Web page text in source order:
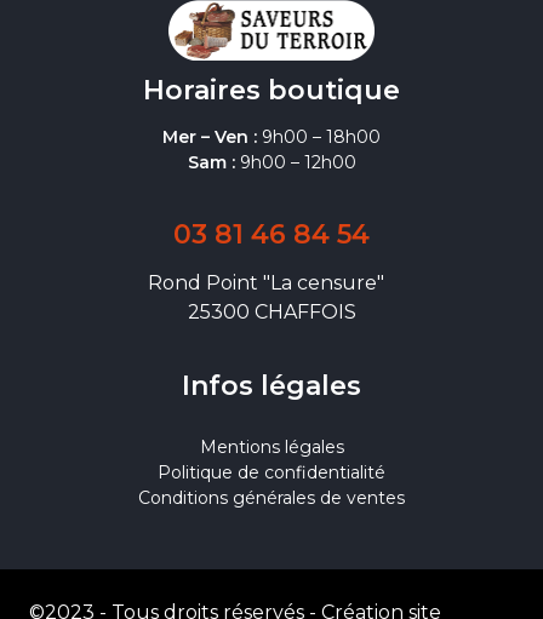
Horaires boutique
Mer – Ven : 9h00 – 18h00
Sam :9h00 – 12h00
03 81 46 84 54
Rond Point "La censure"
25300 CHAFFOIS
Infos légales
Mentions légales
Politique de confidentialité
Conditions générales de ventes
©2023 - Tous droits réservés - Création site